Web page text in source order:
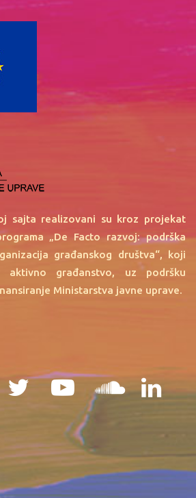
sajta realizovani su kroz projekat
„De Facto razvoj: podrška
građanskog društva“, koji
građanstvo, uz podršku
Ministarstva javne uprave.